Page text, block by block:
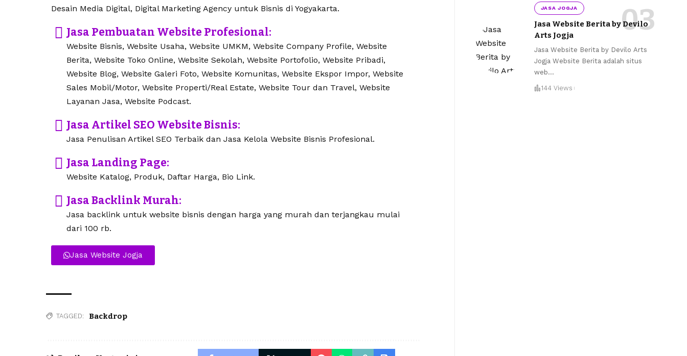
Desain Media Digital, Digital Marketing Agency untuk Bisnis di Yogyakarta.
Jasa Pembuatan Website Profesional:
Website Bisnis, Website Usaha, Website UMKM, Website Company Profile, Website
Berita, Website Toko Online, Website Sekolah, Website Portofolio, Website Pribadi,
Website Blog, Website Galeri Foto, Website Komunitas, Website Ekspor Impor, Website
Sales Mobil/Motor, Website Properti/Real Estate, Website Tour dan Travel, Website
Layanan Jasa, Website Podcast.
Jasa Artikel SEO Website Bisnis:
Jasa Penulisan Artikel SEO Terbaik dan Jasa Kelola Website Bisnis Profesional.
Jasa Landing Page:
Website Katalog, Produk, Daftar Harga, Bio Link.
Jasa Backlink Murah:
Jasa backlink untuk website bisnis dengan harga yang murah dan terjangkau mulai
dari 100 rb.
Jasa Website Jogja
TAGGED: Backdrop
JASA JOGJA
Jasa Website Berita by Devilo
Arts Jogja
Jasa Website Berita by Devilo Arts
Jogja Website Berita adalah situs
web…
144 Views